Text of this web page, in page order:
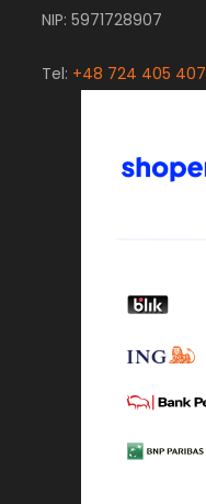
NIP: 5971728907
Tel: +48 724 405 407